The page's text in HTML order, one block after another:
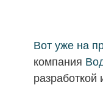
Вот уже на
компания
разработкой